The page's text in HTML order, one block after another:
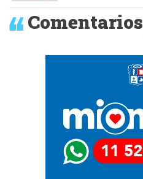
Comentarios